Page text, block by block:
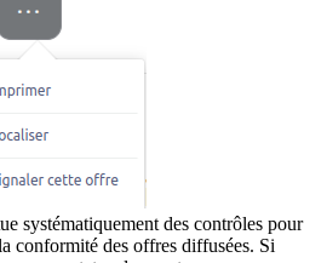
systématiquement des contrôles pour
conformité des offres diffusées. Si